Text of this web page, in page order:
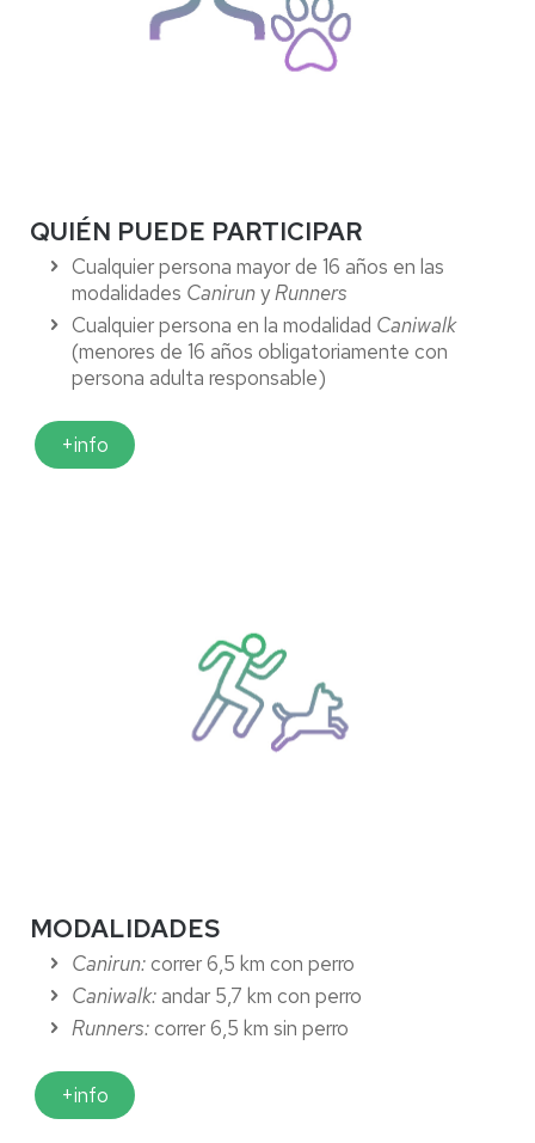
QUIÉN PUEDE PARTICIPAR
Cualquier persona mayor de 16 años en las
modalidades CanirunyRunners
Cualquier persona en la modalidad Caniwalk
(menores de 16 años obligatoriamente con
persona adulta responsable)
+info
MODALIDADES
Canirun:correr 6,5 km con perro
Caniwalk:andar 5,7 km con perro
Runners:correr 6,5 km sin perro
+info